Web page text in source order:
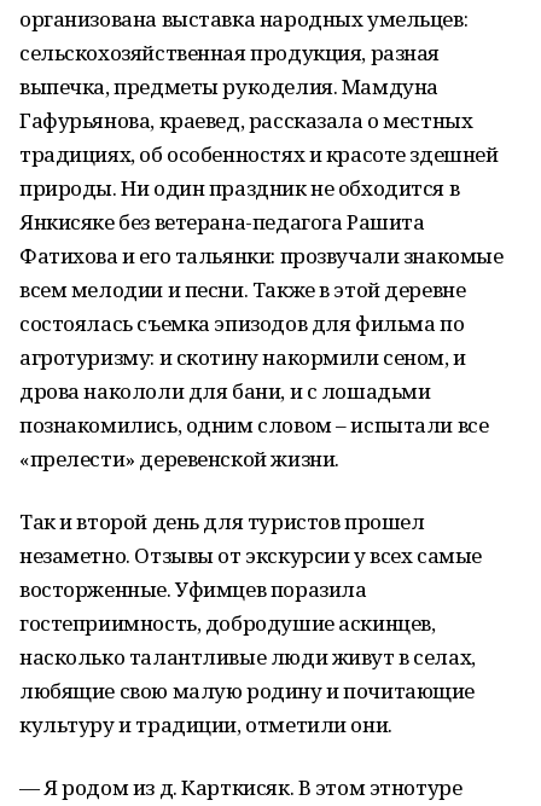
организована выставка народных умельцев:
сельскохозяйственная продукция, разная
выпечка, предметы рукоделия. Мамдуна
Гафурьянова, краевед, рассказала о местных
традициях, об особенностях и красоте здешней
природы. Ни один праздник не обходится в
Янкисяке без ветерана-педагога Рашита
Фатихова и его тальянки: прозвучали знакомые
всем мелодии и песни. Также в этой деревне
состоялась съемка эпизодов для фильма по
агротуризму: и скотину накормили сеном, и
дрова накололи для бани, и с лошадьми
познакомились, одним словом – испытали все
«прелести» деревенской жизни.
Так и второй день для туристов прошел
незаметно. Отзывы от экскурсии у всех самые
восторженные. Уфимцев поразила
гостеприимность, добродушие аскинцев,
насколько талантливые люди живут в селах,
любящие свою малую родину и почитающие
культуру и традиции, отметили они.
— Я родом из д. Карткисяк. В этом этнотуре